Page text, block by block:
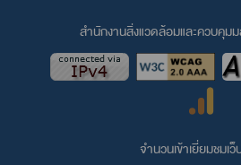
สำนักงานสิ่งแวดล้อมและควบคุม
จำนวนเข้าเยี่ยมชมเ